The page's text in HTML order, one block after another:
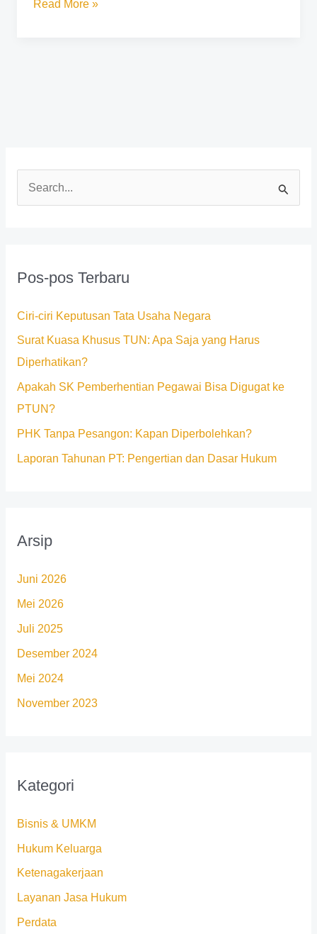
Read More »
u
u
k
:
Pos-pos Terbaru
Ciri-ciri Keputusan Tata Usaha Negara
Surat Kuasa Khusus TUN: Apa Saja yang Harus
Diperhatikan?
Apakah SK Pemberhentian Pegawai Bisa Digugat ke
PTUN?
PHK Tanpa Pesangon: Kapan Diperbolehkan?
Laporan Tahunan PT: Pengertian dan Dasar Hukum
Arsip
Juni 2026
Mei 2026
Juli 2025
Desember 2024
Mei 2024
November 2023
Kategori
Bisnis & UMKM
Hukum Keluarga
Ketenagakerjaan
Layanan Jasa Hukum
Perdata